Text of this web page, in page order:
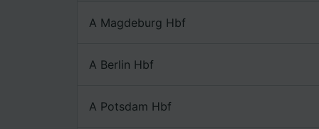
A Magdeburg Hbf
A Berlin Hbf
A Potsdam Hbf